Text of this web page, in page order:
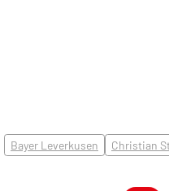
Bayer Leverkusen Christian